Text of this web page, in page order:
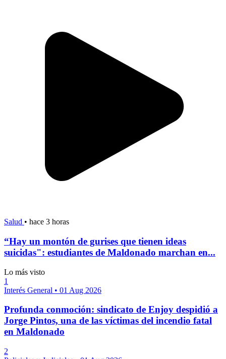
Salud • hace 3 horas
“Hay un montón de gurises que tienen ideas
suicidas": estudiantes de Maldonado marchan en...
Lo más visto
1
Interés General • 01 Aug 2026
Profunda conmoción: sindicato de Enjoy despidió a
Jorge Pintos, una de las víctimas del incendio fatal
en Maldonado
2